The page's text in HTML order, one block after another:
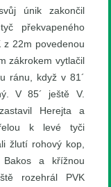
únik zakončil
překvapeného
z 22m povedenou
zákrokem vytlačil
ránu, když v 81´
V 85´ ještě V.
Herejta a
k levé tyči
žlutí rohový kop,
a křížnou
rozehrál PVK